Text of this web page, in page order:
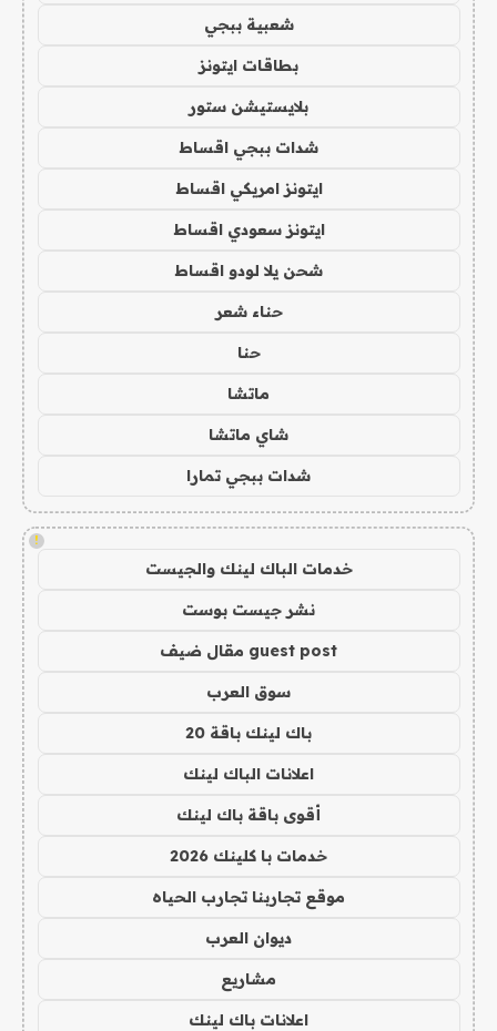
شعبية ببجي
بطاقات ايتونز
بلايستيشن ستور
شدات ببجي اقساط
ايتونز امريكي اقساط
ايتونز سعودي اقساط
شحن يلا لودو اقساط
حناء شعر
حنا
ماتشا
شاي ماتشا
شدات ببجي تمارا
!
خدمات الباك لينك والجيست
نشر جيست بوست
guest post مقال ضيف
سوق العرب
باك لينك باقة 20
اعلانات الباك لينك
أقوى باقة باك لينك
خدمات با كلينك 2026
موقع تجاربنا تجارب الحياه
ديوان العرب
مشاريع
اعلانات باك لينك